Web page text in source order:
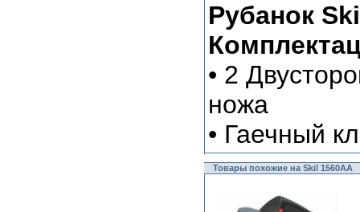
Рубанок
• 2
ножа
• Гаечный
Товары похожие на Skil 1560AA